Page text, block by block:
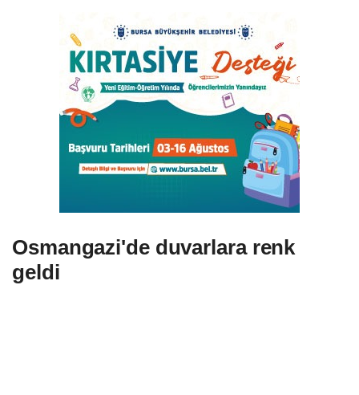
Osmangazi'de duvarlara renk
geldi